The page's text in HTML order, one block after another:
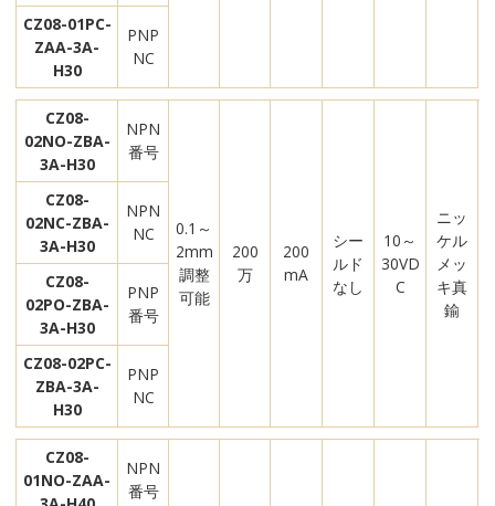
CZ08-01PC-
ZAA-3A-
H30
PNP
NC
CZ08-
02NO-ZBA-
3A-H30
NPN
番号
0.1～
2mm
調整
可能
200
万
200
mA
シー
ルド
なし
10～
30VD
C
ニッ
ケル
メッ
キ真
鍮
CZ08-
02NC-ZBA-
3A-H30
NPN
NC
CZ08-
02PO-ZBA-
3A-H30
PNP
番号
CZ08-02PC-
ZBA-3A-
H30
PNP
NC
CZ08-
01NO-ZAA-
NPN
番号